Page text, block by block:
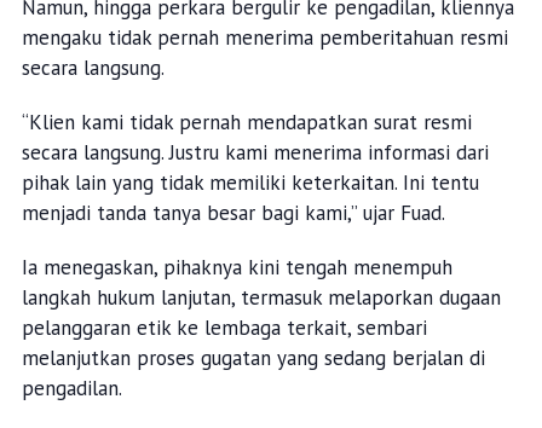
Namun, hingga perkara bergulir ke pengadilan, kliennya
mengaku tidak pernah menerima pemberitahuan resmi
secara langsung.
“Klien kami tidak pernah mendapatkan surat resmi
secara langsung. Justru kami menerima informasi dari
pihak lain yang tidak memiliki keterkaitan. Ini tentu
menjadi tanda tanya besar bagi kami,” ujar Fuad.
Ia menegaskan, pihaknya kini tengah menempuh
langkah hukum lanjutan, termasuk melaporkan dugaan
pelanggaran etik ke lembaga terkait, sembari
melanjutkan proses gugatan yang sedang berjalan di
pengadilan.